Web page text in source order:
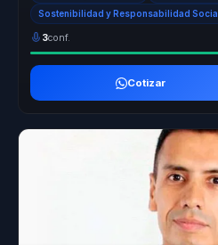
Sostenibilidad y Responsabilidad Social
3conf.
Cotizar